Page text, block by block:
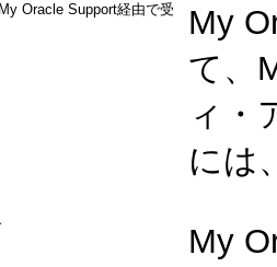
Oracle Support経由で受
My
て、
ィ・
には
My